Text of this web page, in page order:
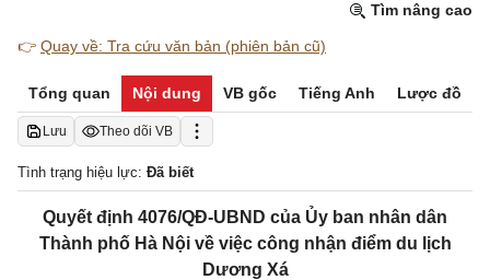
Tìm nâng cao
👉 Quay về: Tra cứu văn bản (phiên bản cũ)
Tổng quan Nội dung VB gốc Tiếng Anh Lược đồ
Lưu Theo dõi VB
Tình trạng hiệu lực: Đã biết
Quyết định 4076/QĐ-UBND của Ủy ban nhân dân
Thành phố Hà Nội về việc công nhận điểm du lịch
Dương Xá